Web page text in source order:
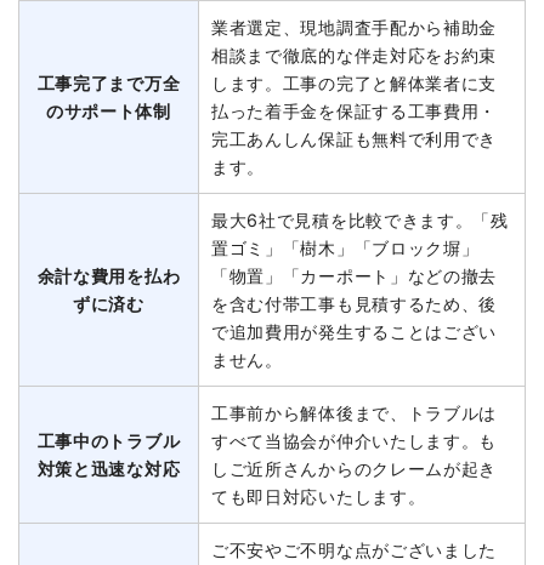
工事完了まで万全
のサポート体制
業者選定、現地調査手配から補助金
相談まで徹底的な伴走対応をお約束
します。工事の完了と解体業者に支
払った着手金を保証する工事費用・
完工あんしん保証も無料で利用でき
ます。
余計な費用を払わ
ずに済む
最大6社で見積を比較できます。「残
置ゴミ」「樹木」「ブロック塀」
「物置」「カーポート」などの撤去
を含む付帯工事も見積するため、後
で追加費用が発生することはござい
ません。
工事中のトラブル
対策と迅速な対応
工事前から解体後まで、トラブルは
すべて当協会が仲介いたします。も
しご近所さんからのクレームが起き
ても即日対応いたします。
ご不安やご不明な点がございました